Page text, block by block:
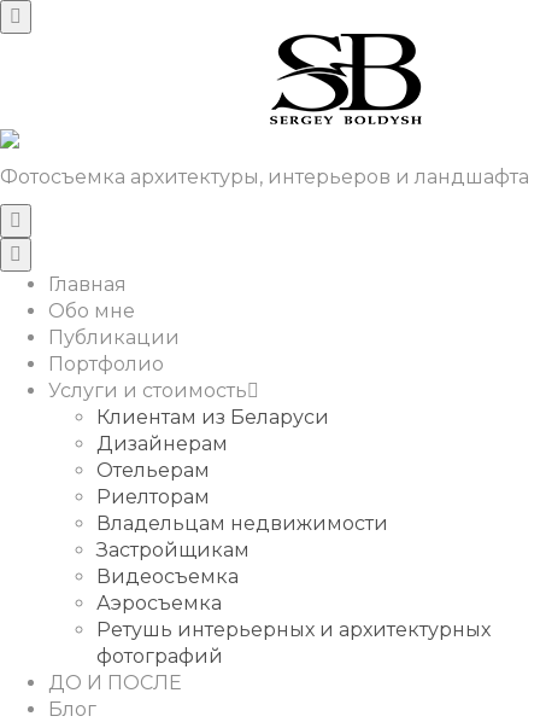
Фотосъемка архитектуры, интерьеров и ландшафта
Главная
Обо мне
Публикации
Портфолио
Услуги и стоимость
Клиентам из Беларуси
Дизайнерам
Отельерам
Риелторам
Владельцам недвижимости
Застройщикам
Видеосъемка
Аэросъемка
Ретушь интерьерных и архитектурных
фотографий
ДО И ПОСЛЕ
Блог